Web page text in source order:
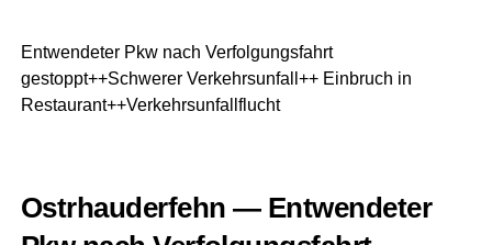
Ent­wen­de­ter Pkw nach Ver­fol­gungs­fahrt
gestoppt++Schwerer Ver­kehrs­un­fall++ Ein­bruch in
Restaurant++Verkehrsunfallflucht
Ost­rhau­der­fehn — Ent­wen­de­ter